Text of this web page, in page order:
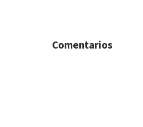
Comentarios